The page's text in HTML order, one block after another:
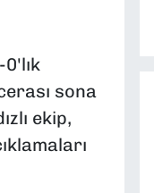
sona
ekip,